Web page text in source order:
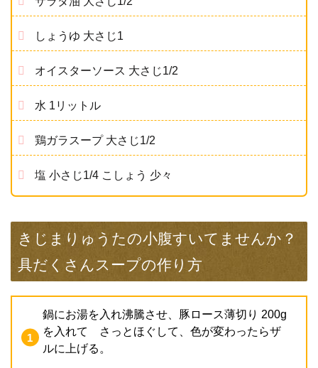
しょうゆ 大さじ1
オイスターソース 大さじ1/2
水 1リットル
鶏ガラスープ 大さじ1/2
塩 小さじ1/4 こしょう 少々
きじまりゅうたの小腹すいてませんか？
具だくさんスープの作り方
鍋にお湯を入れ沸騰させ、豚ロース薄切り 200g
を入れて さっとほぐして、色が変わったらザ
ルに上げる。